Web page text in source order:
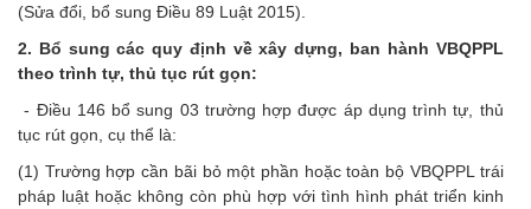
(Sửa đổi, bổ sung Điều 89 Luật 2015).
2. Bổ sung các quy định về xây dựng, ban hành VBQPPL
theo trình tự, thủ tục rút gọn:
- Điều 146 bổ sung 03 trường hợp được áp dụng trình tự, thủ
tục rút gọn, cụ thể là:
(1) Trường hợp cần bãi bỏ một phần hoặc toàn bộ VBQPPL trái
pháp luật hoặc không còn phù hợp với tình hình phát triển kinh